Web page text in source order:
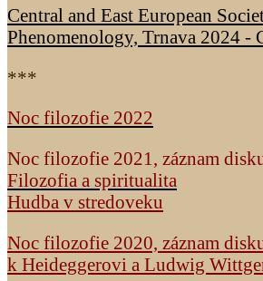
Central and East European
Phenomenology, Trnava 2024 -
***
Noc filozofie 2022
Noc filozofie 2021, záznam
Filozofia a spiritualita
Hudba v stredoveku
Noc filozofie 2020, záznam
k Heideggerovi a Ludwig